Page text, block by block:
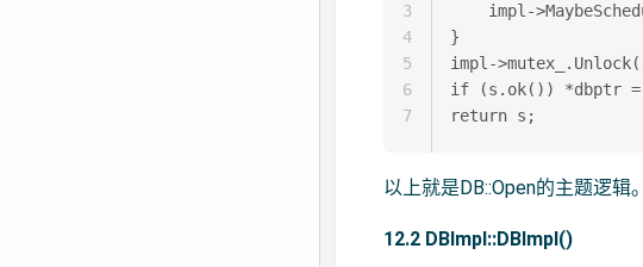
impl-
}
impl-
if (s.ok()) *dbptr =
3
4
5
6
7
以上就是DB::Open的主题逻辑。
12.2 DBImpl::DBImpl()